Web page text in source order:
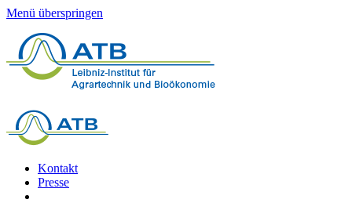
Menü überspringen
Kontakt
Presse